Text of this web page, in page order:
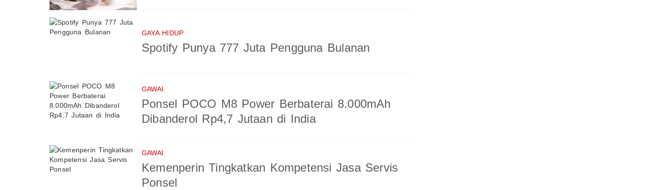
GAYA HIDUP
Spotify Punya 777 Juta Pengguna Bulanan
GAWAI
Ponsel POCO M8 Power Berbaterai 8.000mAh
Dibanderol Rp4,7 Jutaan di India
GAWAI
Kemenperin Tingkatkan Kompetensi Jasa Servis
Ponsel